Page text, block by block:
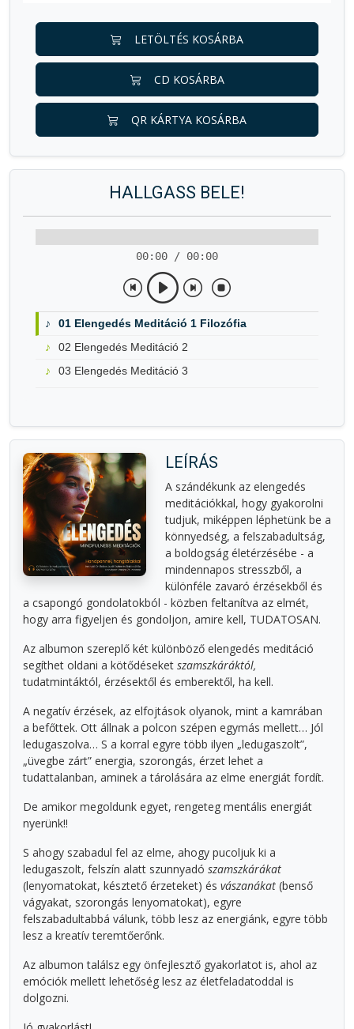
LETÖLTÉS KOSÁRBA
CD KOSÁRBA
QR KÁRTYA KOSÁRBA
HALLGASS BELE!
00:00 / 00:00
01 Elengedés Meditáció 1 Filozófia
02 Elengedés Meditáció 2
03 Elengedés Meditáció 3
LEÍRÁS
A szándékunk az elengedés
meditációkkal, hogy gyakorolni
tudjuk, miképpen léphetünk be a
könnyedség, a felszabadultság,
a boldogság életérzésébe - a
mindennapos stresszből, a
különféle zavaró érzésekből és
a csapongó gondolatokból - közben feltanítva az elmét,
hogy arra figyeljen és gondoljon, amire kell, TUDATOSAN.
Az albumon szereplő két különböző elengedés meditáció
segíthet oldani a kötődéseket szamszkáráktól,
tudatmintáktól, érzésektől és emberektől, ha kell.
A negatív érzések, az elfojtások olyanok, mint a kamrában
a befőttek. Ott állnak a polcon szépen egymás mellett… Jól
ledugaszolva… S a korral egyre több ilyen „ledugaszolt”,
„üvegbe zárt” energia, szorongás, érzet lehet a
tudattalanban, aminek a tárolására az elme energiát fordít.
De amikor megoldunk egyet, rengeteg mentális energiát
nyerünk!!
S ahogy szabadul fel az elme, ahogy pucoljuk ki a
ledugaszolt, felszín alatt szunnyadó szamszkárákat
(lenyomatokat, késztető érzeteket) és vászanákat (benső
vágyakat, szorongás lenyomatokat), egyre
felszabadultabbá válunk, több lesz az energiánk, egyre több
lesz a kreatív teremtőerőnk.
Az albumon találsz egy önfejlesztő gyakorlatot is, ahol az
emóciók mellett lehetőség lesz az életfeladatoddal is
dolgozni.